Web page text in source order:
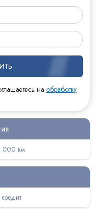
на обработку
000 км